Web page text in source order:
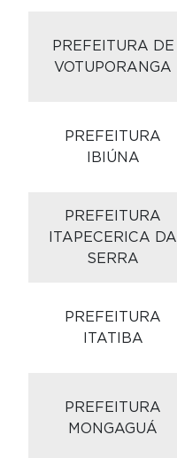
PREFEITURA DE
VOTUPORANGA
PREFEITURA
IBIÚNA
PREFEITURA
ITAPECERICA DA
SERRA
PREFEITURA
ITATIBA
PREFEITURA
MONGAGUÁ